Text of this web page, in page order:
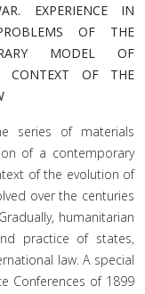
EXPERIENCE IN
OF THE
MODEL OF
CONTEXT OF THE
series of materials
of a contemporary
of the evolution of
over the centuries
humanitarian
practice of states,
law. A special
Conferences of 1899